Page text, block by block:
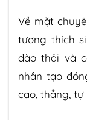
Về mặt
tương thích
đào thải và
nhân tạo
cao, thẳng, tự